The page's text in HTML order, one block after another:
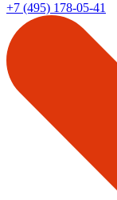
+7 (495) 178-05-41